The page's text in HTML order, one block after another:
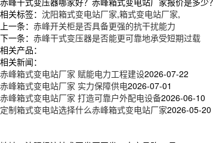
相关标签： 沈阳箱式变电站厂家,箱式变电站厂家,
上一条： 赤峰开关柜是否具备更强的抗干扰能力
下一条： 赤峰干式变压器是否能更可靠地承受短期过载
相关产品：
相关新闻：
赤峰箱式变电站厂家 赋能电力工程建设2026-07-22
赤峰箱式变电站厂家 实力保障供电2026-07-01
赤峰箱式变电站厂家 打造可靠户外配电设备2026-06-10
定制箱式变电站选择什么赤峰箱式变电站厂家2026-05-20